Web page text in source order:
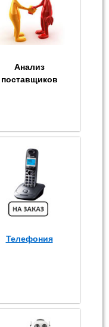
Анализ
поставщиков
Телефония